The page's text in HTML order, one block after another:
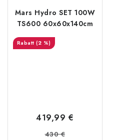
Mars Hydro SET 100W
TS600 60x60x140cm
(2 %)
419,99 €
430 €